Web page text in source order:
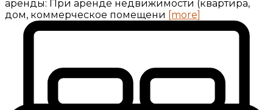
аренды: При аренде недвижимости (квартира,
дом, коммерческое помещени [more]